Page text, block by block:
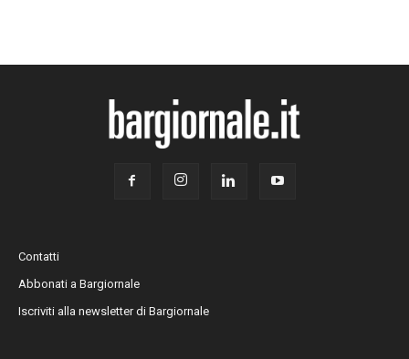
Contatti
Abbonati a Bargiornale
Iscriviti alla newsletter di Bargiornale